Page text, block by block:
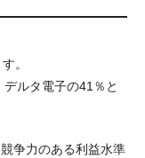
。
ルタ電子の41％と
争力のある利益水準